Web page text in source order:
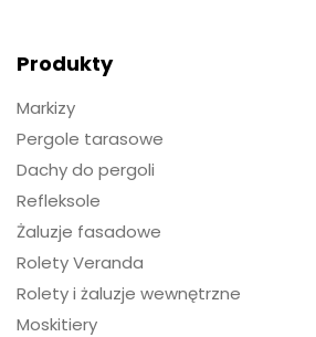
Produkty
Markizy
Pergole tarasowe
Dachy do pergoli
Refleksole
Żaluzje fasadowe
Rolety Veranda
Rolety i żaluzje wewnętrzne
Moskitiery